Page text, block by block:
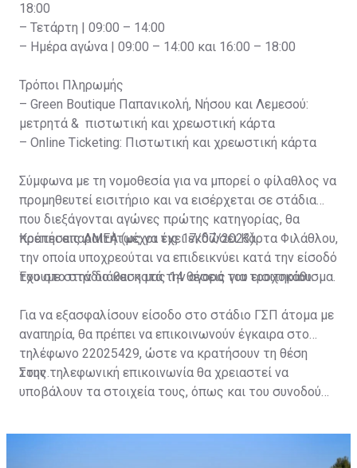
18:00
– Τετάρτη | 09:00 – 14:00
– Ημέρα αγώνα | 09:00 – 14:00 και 16:00 – 18:00
Τρόποι Πληρωμής
– Green Boutique Παπανικολή, Νήσου και Λεμεσού:
μετρητά & πιστωτική και χρεωστική κάρτα
– Online Ticketing: Πιστωτική και χρεωστική κάρτα
Σύμφωνα με τη νομοθεσία για να μπορεί ο φίλαθλος να
προμηθευτεί εισιτήριο και να εισέρχεται σε στάδια
που διεξάγονται αγώνες πρώτης κατηγορίας, θα
πρέπει απαραιτήτως να έχει εκδώσει Κάρτα Φιλάθλου,
την οποία υποχρεούται να επιδεικνύει κατά την είσοδό
του στο στάδιο και κατά την αγορά του εισιτηρίου.
Κρατήσεις ΑΜΕΑ (μέχρι τις 17/07/2023)
Έχουμε στην διάθεση μας 14 θέσεις για τροχοκάθισμα.
Για να εξασφαλίσουν είσοδο στο στάδιο ΓΣΠ άτομα με
αναπηρία, θα πρέπει να επικοινωνούν έγκαιρα στο
τηλέφωνο 22025429, ώστε να κρατήσουν τη θέση
τους.
Στην τηλεφωνική επικοινωνία θα χρειαστεί να
υποβάλουν τα στοιχεία τους, όπως και του συνοδού
ονοματεπώνυμο, αριθμός πινακίδας αυτοκινήτου,